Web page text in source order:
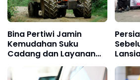
Bina Pertiwi Jamin
Kemudahan Suku
Cadang dan Layanan
Servis Berkala Traktor
Kubota
Sehat